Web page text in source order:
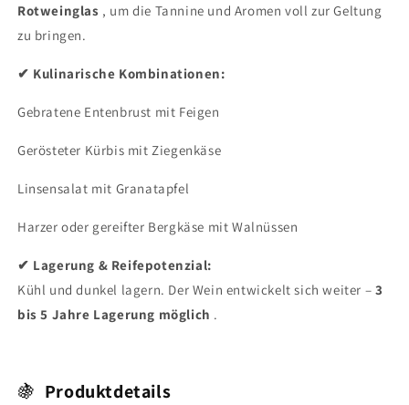
Rotweinglas , um die Tannine und Aromen voll zur Geltung
zu bringen.
✔ Kulinarische Kombinationen:
Gebratene Entenbrust mit Feigen
Gerösteter Kürbis mit Ziegenkäse
Linsensalat mit Granatapfel
Harzer oder gereifter Bergkäse mit Walnüssen
✔ Lagerung & Reifepotenzial:
Kühl und dunkel lagern. Der Wein entwickelt sich weiter – 3
bis 5 Jahre Lagerung möglich .
🍇 Produktdetails